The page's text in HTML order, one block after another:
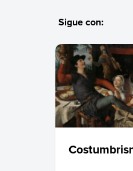
Sigue con: